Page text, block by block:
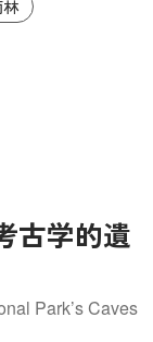
ていきまし
再生すること
では多くの樹
、豊かな生物
廃した錫の採
古学的遺
Park’s Caves